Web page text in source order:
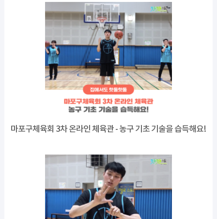
마포구체육회 3차 온라인 체육관 - 농구 기초 기술을 습득해요!